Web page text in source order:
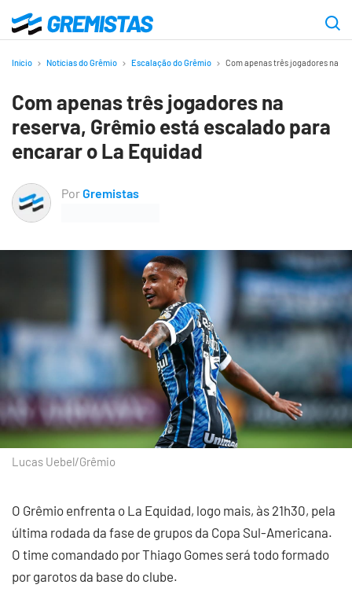
para
principal
Gremistas
Início Notícias do Grêmio Escalação do Grêmio Com apenas três jogadores na
Com apenas três jogadores na
reserva, Grêmio está escalado para
encarar o La Equidad
PorGremistas
Lucas Uebel/Grêmio
O Grêmio enfrenta o La Equidad, logo mais, às 21h30, pela
última rodada da fase de grupos da Copa Sul-Americana.
O time comandado por Thiago Gomes será todo formado
por garotos da base do clube.